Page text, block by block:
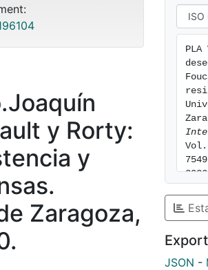
y Rorty:
y
Zaragoza,
Vol.
JSON -